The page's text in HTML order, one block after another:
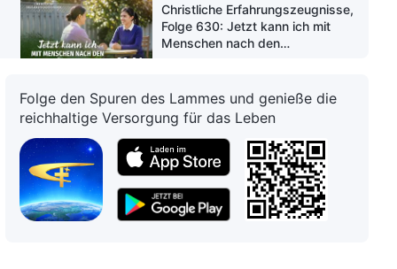
38:36
Christliche Erfahrungszeugnisse,
Folge 630: Jetzt kann ich mit
Menschen nach den
50:49
Christliche Erfahrungszeugnisse,
Folge 628: Ich habe gelernt,
meine Pflicht auf bodenständige
Weise zu tun
Christliche Erfahrungszeugnisse,
Folge 627: Als mein Verlangen
Folge den Spuren des Lammes und genieße die
reichhaltige Versorgung für das Leben